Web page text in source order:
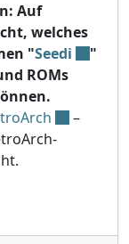
Auf
welches
"Seedi
"
ROMs
–
Profit auf